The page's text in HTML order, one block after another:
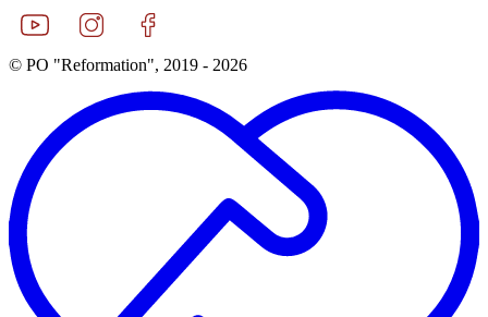
© PO "Reformation", 2019 - 2026